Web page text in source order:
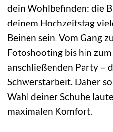
dein Wohlbefinden: die
deinem Hochzeitstag
Beinen sein. Vom Gang
Fotoshooting bis hin
anschließenden Party –
Schwerstarbeit. Daher
Wahl deiner Schuhe
maximalen Komfort.